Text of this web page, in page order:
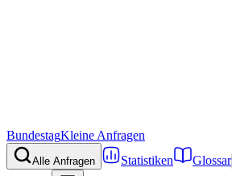
BundestagKleine Anfragen
Alle Anfragen Statistiken Glossar